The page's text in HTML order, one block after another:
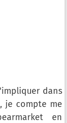
dans
je compte me
en